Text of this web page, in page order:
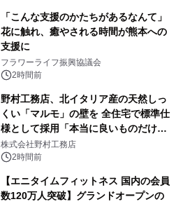
「こんな支援のかたちがあるなんて」
花に触れ、癒やされる時間が熊本への
支援に
フラワーライフ振興協議会
2時間前
野村工務店、北イタリア産の天然しっ
くい「マルモ」の壁を 全住宅で標準仕
様として採用「本当に良いものだけに
こだわる」
株式会社野村工務店
2時間前
【エニタイムフィットネス 国内の会員
数120万人突破】グランドオープンの